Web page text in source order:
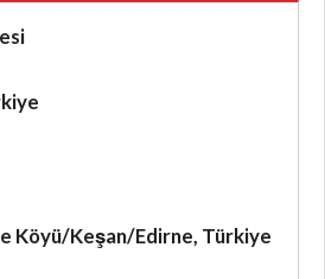
Köyü/Keşan/Edirne, Türkiye